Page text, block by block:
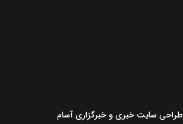
طراحی سایت خبری و خبرگزاری آسام